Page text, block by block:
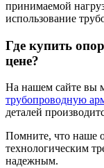
принимаемой
использование
Где купить
цене?
На нашем сайте вы
трубопроводную
деталей
Помните, что наше
технологическим
надежным.